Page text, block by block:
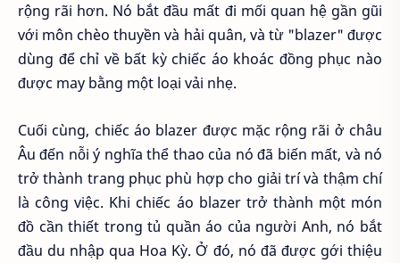
rộng rãi hơn. Nó bắt đầu mất đi mối quan hệ gần gũi
với môn chèo thuyền và hải quân, và từ "blazer" được
dùng để chỉ về bất kỳ chiếc áo khoác đồng phục nào
được may bằng một loại vải nhẹ.
Cuối cùng, chiếc áo blazer được mặc rộng rãi ở châu
Âu đến nỗi ý nghĩa thể thao của nó đã biến mất, và nó
trở thành trang phục phù hợp cho giải trí và thậm chí
là công việc. Khi chiếc áo blazer trở thành một món
đồ cần thiết trong tủ quần áo của người Anh, nó bắt
đầu du nhập qua Hoa Kỳ. Ở đó, nó đã được gới thiệu